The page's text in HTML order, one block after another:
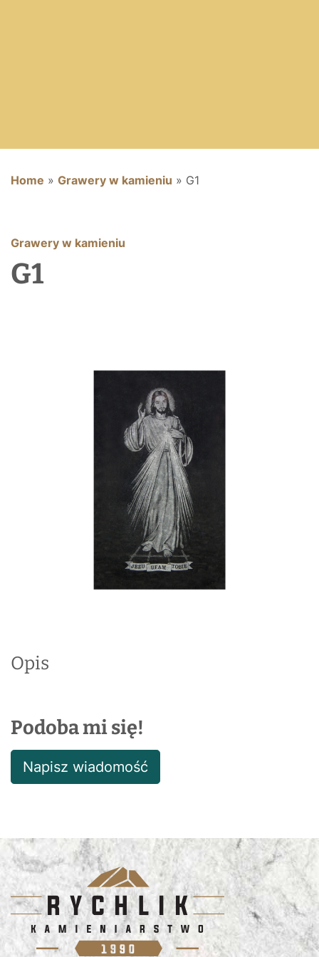
Home » Grawery w kamieniu » G1
Grawery w kamieniu
G1
Opis
Podoba mi się!
Napisz wiadomość